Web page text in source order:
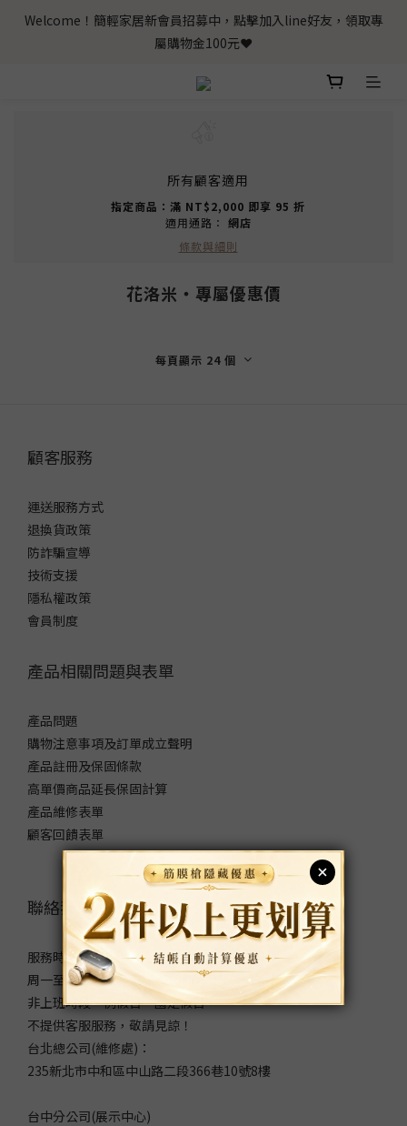
Welcome！簡輕家居新會員招募中，點擊加入line好友，領取專
屬購物金100元❤️
所有顧客適用
指定商品：滿 NT$2,000 即享 95 折
適用通路： 網店
條款與細則
花洛米‧專屬優惠價
每頁顯示 24 個
顧客服務
運送服務方式
退換貨政策
防詐騙宣導
技術支援
隱私權政策
會員制度
產品相關問題與表單
產品問題
購物注意事項及訂單成立聲明
產品註冊及保固條款
高單價商品延長保固計算
產品維修表單
顧客回饋表單
聯絡我們
服務時間：
周一至周五 9:00～12:00/13:00～18:00
非上班時段、例假日、國定假日
不提供客服服務，敬請見諒！
台北總公司(維修處)：
235新北市中和區中山路二段366巷10號8樓
台中分公司(展示中心)